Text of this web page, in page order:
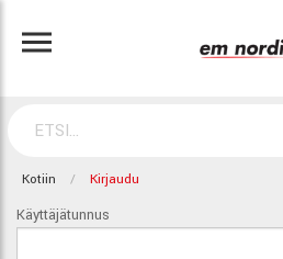
Kotiin Kirjaudu
Käyttäjätunnus